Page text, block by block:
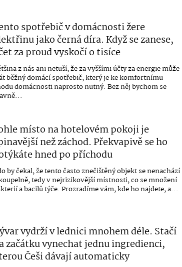
spotřebič v domácnosti žere
jako černá díra. Když se zanese,
za proud vyskočí o tisíce
z nás ani netuší, že za vyššími účty za energie může
běžný domácí spotřebič, který je ke komfortnímu
domácnosti naprosto nutný. Bez něj bychom se
místo na hotelovém pokoji je
než záchod. Překvapivě se ho
hned po příchodu
by čekal, že tento často znečištěný objekt se nenachází
tedy v nejrizikovější místnosti, co se množení
a bacilů týče. Prozradíme vám, kde ho najdete, a...
vydrží v lednici mnohem déle. Stačí
začátku vynechat jednu ingredienci,
Češi dávají automaticky